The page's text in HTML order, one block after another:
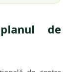
de